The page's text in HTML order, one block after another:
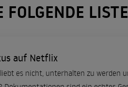
auf Netflix
es nicht, unterhalten zu werden